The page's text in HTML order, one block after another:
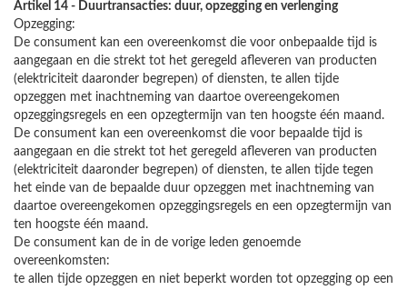
Artikel 14 - Duurtransacties: duur, opzegging en verlenging
Opzegging:
De consument kan een overeenkomst die voor onbepaalde tijd is
aangegaan en die strekt tot het geregeld afleveren van producten
(elektriciteit daaronder begrepen) of diensten, te allen tijde
opzeggen met inachtneming van daartoe overeengekomen
opzeggingsregels en een opzegtermijn van ten hoogste één maand.
De consument kan een overeenkomst die voor bepaalde tijd is
aangegaan en die strekt tot het geregeld afleveren van producten
(elektriciteit daaronder begrepen) of diensten, te allen tijde tegen
het einde van de bepaalde duur opzeggen met inachtneming van
daartoe overeengekomen opzeggingsregels en een opzegtermijn van
ten hoogste één maand.
De consument kan de in de vorige leden genoemde
overeenkomsten:
te allen tijde opzeggen en niet beperkt worden tot opzegging op een